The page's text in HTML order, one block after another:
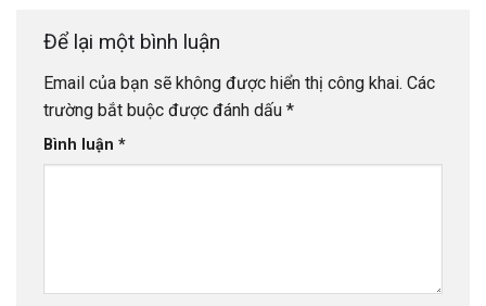
Để lại một bình luận
Email của bạn sẽ không được hiển thị công khai. Các
trường bắt buộc được đánh dấu *
Bình luận *